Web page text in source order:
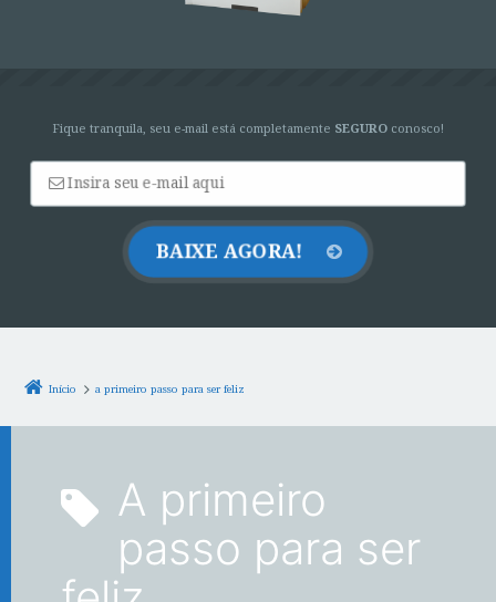
Fique tranquila, seu e-mail está completamente SEGURO conosco!
Início a primeiro passo para ser feliz
a primeiro
passo para ser